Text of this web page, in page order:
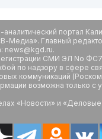
портал
Медиа». Главный
news@kgd.ru.
СМИ ЭЛ No
по надзору в сфере
коммуникаций
возможна только с
«Новости» и